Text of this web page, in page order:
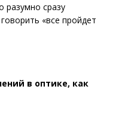
разумно сразу
«все пройдет
в оптике, как